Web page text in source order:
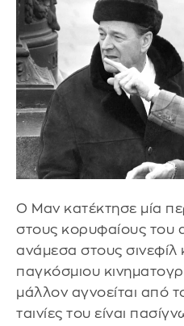
Ο Μαν κατέκτησε μία
στους κορυφαίους του
ανάμεσα στους σινεφίλ
παγκόσμιου
μάλλον αγνοείται από
ταινίες του είναι